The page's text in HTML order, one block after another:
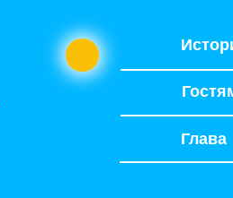
Глава